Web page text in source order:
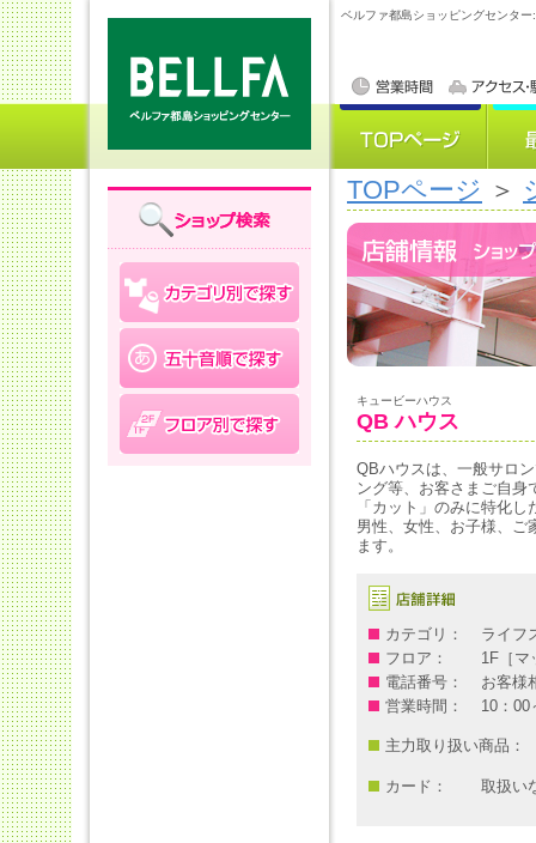
ベルファ都島ショッピングセンタ
TOPページ ＞
キュービーハウス
QB ハウス
QBハウスは、一般サロ
ング等、お客さまご自身
「カット」のみに特化
男性、女性、お子様、ご
ます。
カテゴリ：
ライフ
フロア：
1F［
電話番号：
お客様
営業時間：
10：00
主力取り扱い商品：
カード： 取扱い